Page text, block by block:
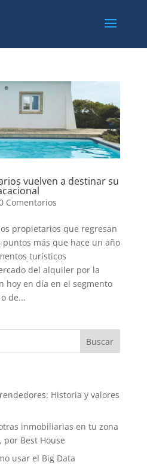
vuelven a destinar su
Comentarios
propietarios que regresan
más que hace un año
turísticos
del alquiler por la
hoy en día en el segmento
de...
Historia y valores
inmobiliarias en tu zona
Best House
usar el Big Data